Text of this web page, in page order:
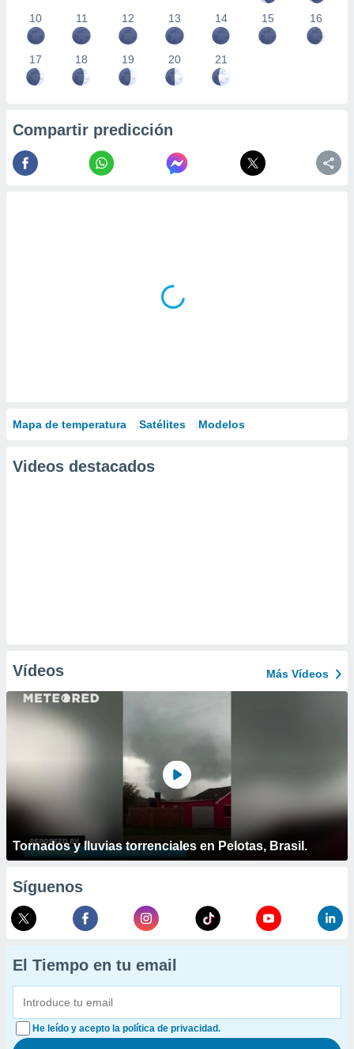
10 11 12 13 14 15 16
17 18 19 20 21
Compartir predicción
Mapa de temperatura Satélites Modelos
Videos destacados
Vídeos Más Vídeos
Tornados y lluvias torrenciales en Pelotas, Brasil.
Síguenos
El Tiempo en tu email
He leído y acepto la política de privacidad.